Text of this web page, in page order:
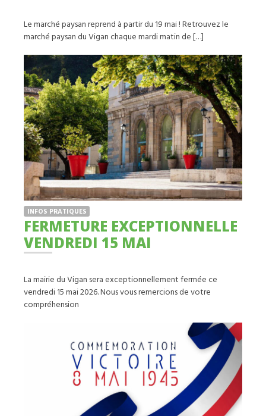
Le marché paysan reprend à partir du 19 mai ! Retrouvez le
marché paysan du Vigan chaque mardi matin de […]
INFOS PRATIQUES
FERMETURE EXCEPTIONNELLE
VENDREDI 15 MAI
La mairie du Vigan sera exceptionnellement fermée ce
vendredi 15 mai 2026. Nous vous remercions de votre
compréhension